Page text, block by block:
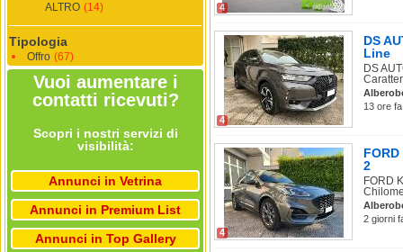
ALTRO (14)
Tipologia
Offro (67)
Vuoi aumentare i
contatti ricevuti?
Scopri i nostri servizi di
visibilità:
Annunci in Vetrina
Annunci in Premium List
Annunci in Top Gallery
4
4
DS
Line
DS
13 ore
4
2
FORD
2 giorni